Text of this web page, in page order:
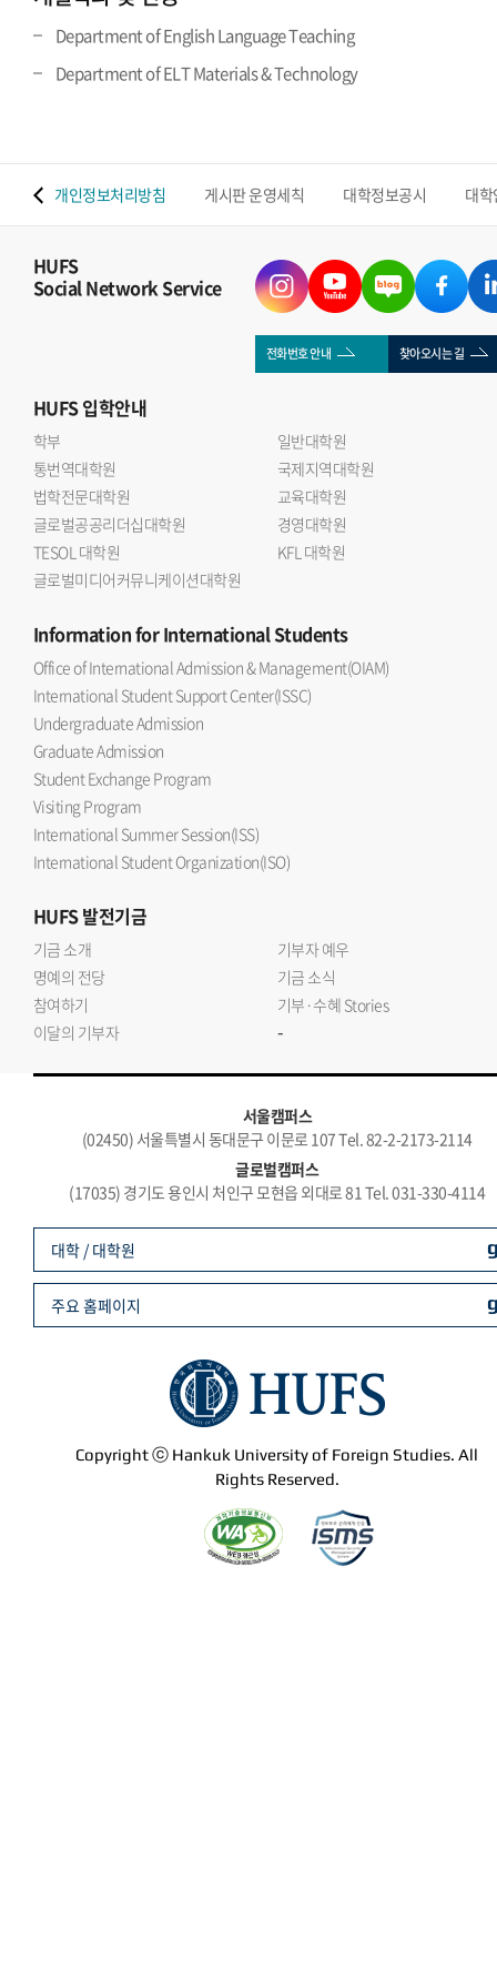
Department of English Language Teaching
Department of ELT Materials & Technology
개인정보처리방침 게시판 운영세칙 대학정보공시 대
HUFS
Social Network Service
전화번호 안내 찾아오시는 길
HUFS입학안내
학부
일반대학원
통번역대학원
국제지역대학원
법학전문대학원
교육대학원
글로벌공공리더십대학원
경영대학원
TESOL 대학원
KFL 대학원
글로벌미디어커뮤니케이션대학원
Informationfor International Students
Office of International Admission & Management(OIAM)
International Student Support Center(ISSC)
Undergraduate Admission
Graduate Admission
Student Exchange Program
Visiting Program
International Summer Session(ISS)
International Student Organization(ISO)
HUFS발전기금
기금 소개
기부자 예우
명예의 전당
기금 소식
참여하기
기부·수혜 Stories
이달의 기부자
-
서울캠퍼스
(02450) 서울특별시 동대문구 이문로 107 Tel. 82-2-2173-2114
글로벌캠퍼스
(17035) 경기도 용인시 처인구 모현읍 외대로 81 Tel. 031-330-4114
Copyright ⓒ Hankuk University of Foreign Studies. All
Rights Reserved.
대학 / 대학원
주요 홈페이지